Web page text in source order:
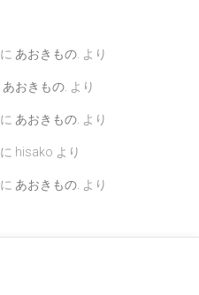
に あおきもの. より
あおきもの. より
に あおきもの. より
に hisako より
に あおきもの. より